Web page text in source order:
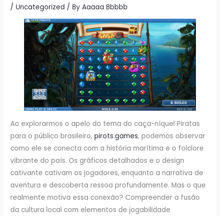
/Uncategorized / ByAaaaa Bbbbb
Ao explorarmos o apelo do tema do caça-níquel Piratas
para o público brasileiro,pirots.games, podemos observar
como ele se conecta com a história marítima e o folclore
vibrante do país. Os gráficos detalhados e o design
cativante cativam os jogadores, enquanto a narrativa de
aventura e descoberta ressoa profundamente. Mas o que
realmente motiva essa conexão? Compreender a fusão
da cultura local com elementos de jogabilidade